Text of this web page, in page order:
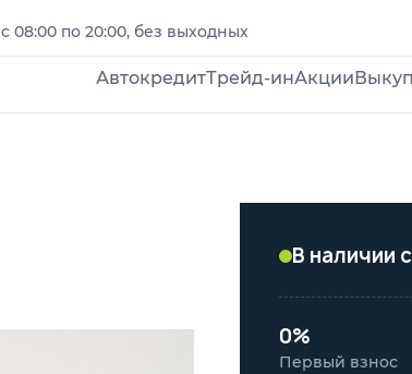
с 08:00 по 20:00, без выходных
АвтокредитТрейд-инАкции
В наличии
0%
Первый взнос